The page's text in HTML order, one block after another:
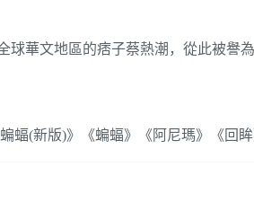
球華文地區的痞子蔡熱潮，從此被譽
(新版)》《蝙蝠》《阿尼瑪》《回眸